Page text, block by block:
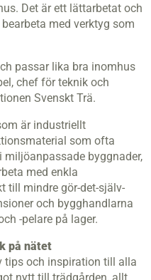
Det är ett lättarbetat och
med verktyg som
passar lika bra inomhus
chef för teknik och
Svenskt Trä.
är industriellt
som ofta
byggnader,
med enkla
till mindre gör-det-själv-
och bygghandlarna
-pelare på lager.
på nätet
tips och inspiration till alla